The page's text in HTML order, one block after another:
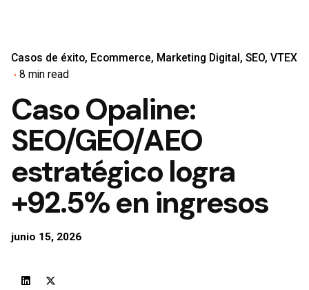
Casos de éxito Ecommerce Marketing Digital SEO VTEX
8 min read
Caso Opaline:
SEO/GEO/AEO
estratégico logra
+92.5% en ingresos
junio 15, 2026